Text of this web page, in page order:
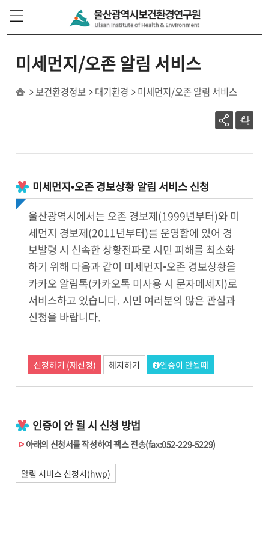
본문 바로가기
주 메뉴 바로가기
미세먼지/오존 알림 서비스
보건환경정보 대기환경 미세먼지/오존 알림 서비스
미세먼지•오존 경보상황 알림 서비스 신청
울산광역시에서는 오존 경보제(1999년부터)와 미
세먼지 경보제(2011년부터)를 운영함에 있어 경
보발령 시 신속한 상황전파로 시민 피해를 최소화
하기 위해 다음과 같이 미세먼지•오존 경보상황을
카카오 알림톡(카카오톡 미사용 시 문자메세지)로
서비스하고 있습니다. 시민 여러분의 많은 관심과
신청을 바랍니다.
신청하기 (재신청) 해지하기 인증이 안될때
인증이 안 될 시 신청 방법
아래의 신청서를 작성하여 팩스 전송(fax:052-229-5229)
알림 서비스 신청서(hwp)